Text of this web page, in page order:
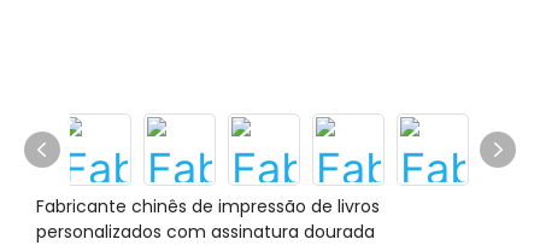
Fabricante chinês de impressão de livros
personalizados com assinatura dourada